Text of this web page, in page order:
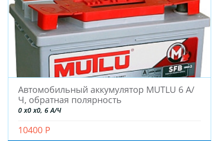
Автомобильный аккумулятор MUTLU 6 А/
Ч, обратная полярность
0 x0 x0, 6 А/Ч
10400 Р